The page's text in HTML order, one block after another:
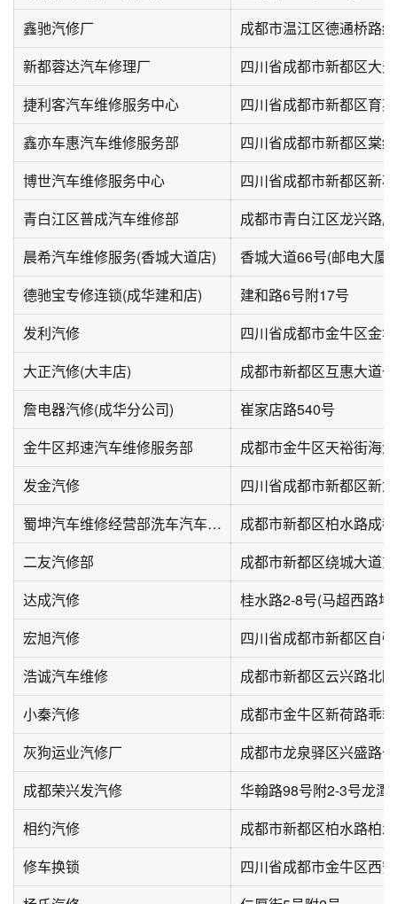
鑫驰汽修厂
新都蓉达汽车修理厂
四川省成都市新都区大
捷利客汽车维修服务中心
四川省成都市新都区育
鑫亦车惠汽车维修服务部
四川省成都市新都区棠
博世汽车维修服务中心
四川省成都市新都区新
青白江区普成汽车维修部
晨希汽车维修服务(香城大道店)
香城大道66号(邮电大厦
德驰宝专修连锁(成华建和店)
建和路6号附17号
发利汽修
四川省成都市金牛区金
大正汽修(大丰店)
詹电器汽修(成华分公司)
崔家店路540号
金牛区邦速汽车维修服务部
成都市金牛区天裕街海
发金汽修
蜀坤汽车维修经营部洗车汽车保养
二友汽修部
达成汽修
宏旭汽修
四川省成都市新都区自
浩诚汽车维修
成都市新都区云兴路北
小秦汽修
灰狗运业汽修厂
成都荣兴发汽修
华翰路98号附2-3号龙潭
相约汽修
成都市新都区柏水路柏
修车换锁
四川省成都市金牛区西